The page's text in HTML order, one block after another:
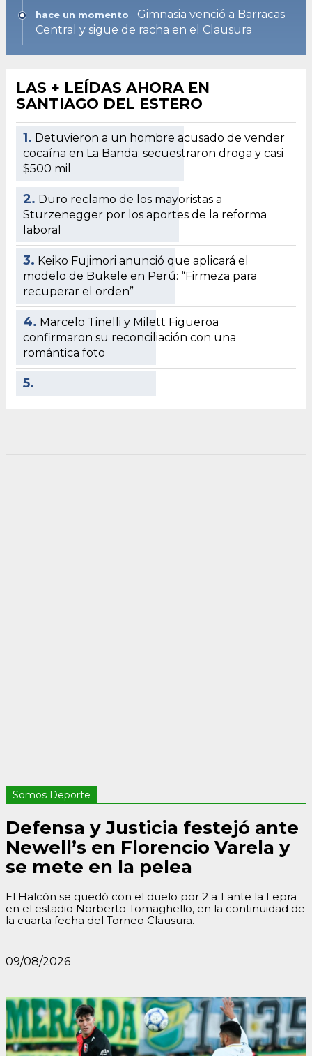
hace un momento
Gimnasia venció a Barracas
Central y sigue de racha en el Clausura
LAS + LEÍDAS AHORA EN
SANTIAGO DEL ESTERO
1. Detuvieron a un hombre acusado de vender
cocaína en La Banda: secuestraron droga y casi
$500 mil
2. Duro reclamo de los mayoristas a
Sturzenegger por los aportes de la reforma
laboral
3. Keiko Fujimori anunció que aplicará el
modelo de Bukele en Perú: “Firmeza para
recuperar el orden”
4. Marcelo Tinelli y Milett Figueroa
confirmaron su reconciliación con una
romántica foto
5.